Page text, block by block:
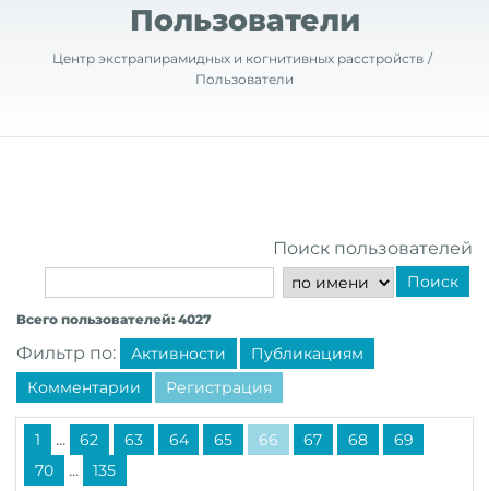
Пользователи
Центр экстрапирамидных и когнитивных расстройств
Пользователи
Поиск пользователей
Поиск
Всего пользователей: 4027
Фильтр по: Активности
Публикациям
Комментарии
Регистрация
1 ... 62 63 64 65 66 67 68
69
70
... 135